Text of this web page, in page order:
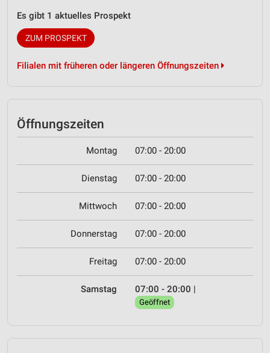
Es gibt 1 aktuelles Prospekt
ZUM PROSPEKT
Filialen mit früheren oder längeren Öffnungszeiten
Öffnungszeiten
Montag 07:00 - 20:00
Dienstag 07:00 - 20:00
Mittwoch 07:00 - 20:00
Donnerstag 07:00 - 20:00
Freitag 07:00 - 20:00
Samstag 07:00 - 20:00 |
Geöffnet